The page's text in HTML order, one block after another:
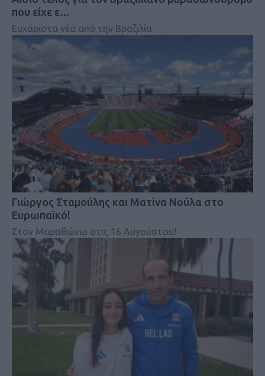
που είχε ε…
Ευχάριστα νέα από την Βραζιλία
Γιώργος Σταμούλης και Ματίνα Νούλα στο
Ευρωπαϊκό!
Στον Μαραθώνιο στις 16 Αυγούστου!